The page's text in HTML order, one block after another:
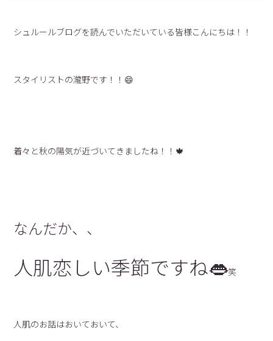
シュルールブログを読んでいただいている皆様こんにちは！！
スタイリストの瀧野です！！😄
着々と秋の陽気が近づいてきましたね！！🍁
なんだか、、
人肌恋しい季節ですね👄笑
人肌のお話はおいておいて、